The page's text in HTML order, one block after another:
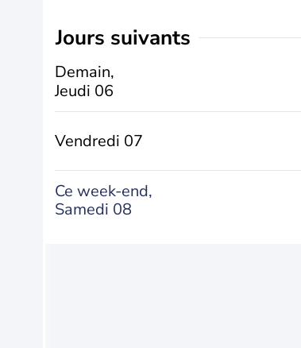
jours suivants
Demain,
Jeudi 06
Vendredi 07
Ce week-end,
Samedi 08